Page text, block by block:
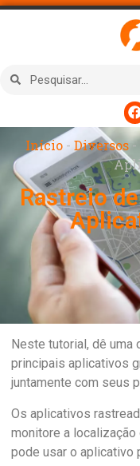
Início - Diversos-
Rastreio
Neste tutorial, dê uma
principais aplicativos
juntamente com seus
Os aplicativos
monitore a
pode usar o aplicativo